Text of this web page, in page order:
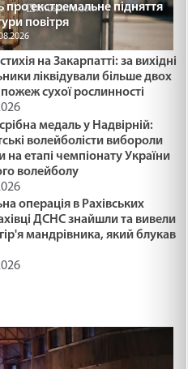
/1485/ Майтеся файно
/1484/ Майтеся файно
Майтеся файно
БЛАГОСЛОВІННЯ /1481/
екстремальне підняття
повітря
на Закарпатті: за вихідні
ліквідували більше двох
пожеж сухої рослинності
медаль у Надвірній:
волейболісти вибороли
на етапі чемпіонату України
волейболу
операція в Рахівських
ДСНС знайшли та вивели
мандрівника, який блукав